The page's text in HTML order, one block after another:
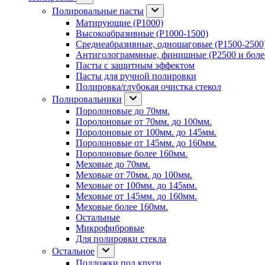
Полировальные пасты
Матирующие (P1000)
Высокоабразивные (P1000-1500)
Среднеабразивные, одношаговые (P1500-
Антиголограммные, финишные (P2500 и
Пасты с защитным эффектом
Пасты для ручной полировки
Полировка/глубокая очистка стекол
Полировальники
Поролоновые до 70мм.
Поролоновые от 70мм. до 100мм.
Поролоновые от 100мм. до 145мм.
Поролоновые от 145мм. до 160мм.
Поролоновые более 160мм.
Меховые до 70мм.
Меховые от 70мм. до 100мм.
Меховые от 100мм. до 145мм.
Меховые от 145мм. до 160мм.
Меховые более 160мм.
Остальные
Микрофибровые
Для полировки стекла
Остальное